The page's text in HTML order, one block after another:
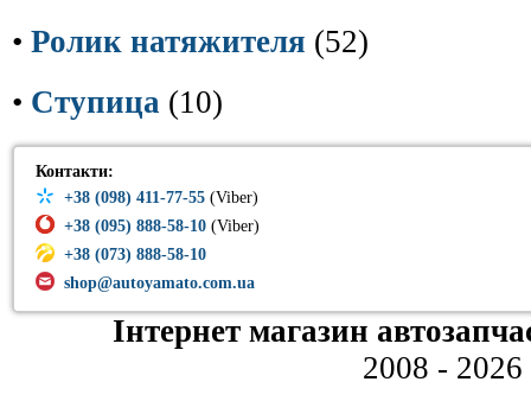
• Ролик натяжителя (52)
• Ступица (10)
Контакти:
+38 (098) 411-77-55 (Viber)
+38 (095) 888-58-10 (Viber)
+38 (073) 888-58-10
shop@autoyamato.com.ua
Інтернет магазин
2008 - 2026